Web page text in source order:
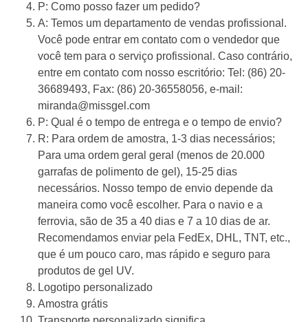
P: Como posso fazer um pedido?
A: Temos um departamento de vendas profissional.
Você pode entrar em contato com o vendedor que
você tem para o serviço profissional. Caso contrário,
entre em contato com nosso escritório: Tel: (86) 20-
36689493, Fax: (86) 20-36558056, e-mail:
miranda@missgel.com
P: Qual é o tempo de entrega e o tempo de envio?
R: Para ordem de amostra, 1-3 dias necessários;
Para uma ordem geral geral (menos de 20.000
garrafas de polimento de gel), 15-25 dias
necessários. Nosso tempo de envio depende da
maneira como você escolher. Para o navio e a
ferrovia, são de 35 a 40 dias e 7 a 10 dias de ar.
Recomendamos enviar pela FedEx, DHL, TNT, etc.,
que é um pouco caro, mas rápido e seguro para
produtos de gel UV.
Logotipo personalizado
Amostra grátis